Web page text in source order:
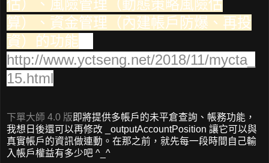
估）、風險管理（動態策略風險估
算）、資金管理（內建帳戶防爆、再投
資）的功能
http://www.yctseng.net/2018/11/mycta_
15.html
下單大師 4.0 版即將提供多帳戶的未平倉查詢、帳務功能，
我想日後還可以再修改 _outputAccountPosition 讓它可以與
真實帳戶的資訊做連動。在那之前，就先每一段時間自己輸
入帳戶權益有多少吧 ^_^